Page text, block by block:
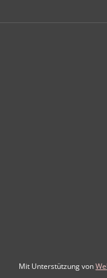
Mit Unterstützung von